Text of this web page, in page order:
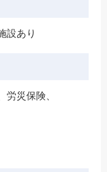
設あり
労災保険、